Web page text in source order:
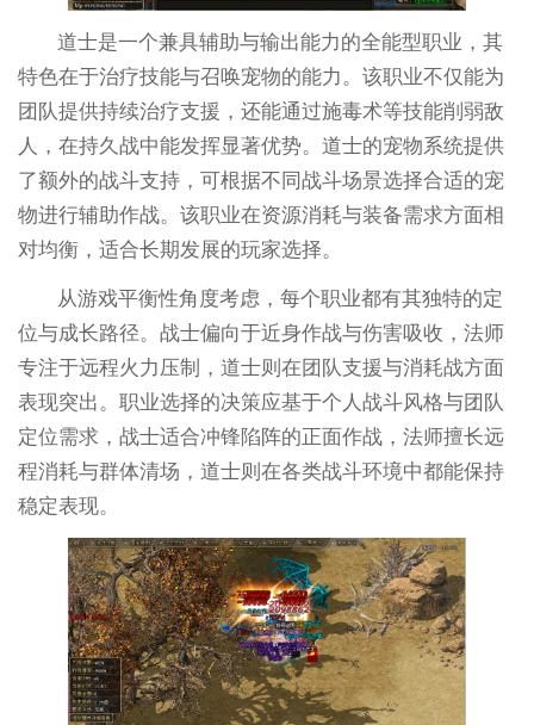
道士是一个兼具辅助与输出能力的全能型职业，其
特色在于治疗技能与召唤宠物的能力。该职业不仅能为
团队提供持续治疗支援，还能通过施毒术等技能削弱敌
人，在持久战中能发挥显著优势。道士的宠物系统提供
了额外的战斗支持，可根据不同战斗场景选择合适的宠
物进行辅助作战。该职业在资源消耗与装备需求方面相
对均衡，适合长期发展的玩家选择。
从游戏平衡性角度考虑，每个职业都有其独特的定
位与成长路径。战士偏向于近身作战与伤害吸收，法师
专注于远程火力压制，道士则在团队支援与消耗战方面
表现突出。职业选择的决策应基于个人战斗风格与团队
定位需求，战士适合冲锋陷阵的正面作战，法师擅长远
程消耗与群体清场，道士则在各类战斗环境中都能保持
稳定表现。